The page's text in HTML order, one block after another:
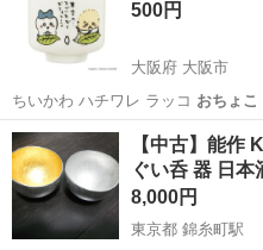
500円
大阪府 大阪市
ちいかわ ハチワレ ラッコ おちょこ
大阪 大阪市 食器 ハチ
【中古】能作
ぐい呑 器 日
8,000円
東京都 錦糸町駅